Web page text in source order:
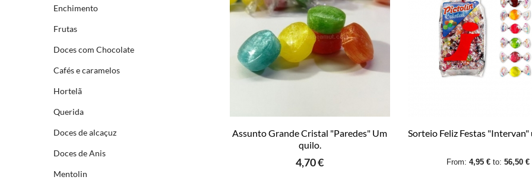
Enchimento
Frutas
Doces com Chocolate
Cafés e caramelos
Hortelã
Querida
Doces de alcaçuz
Doces de Anis
Mentolin
Assunto Grande Cristal "Paredes" Um
quilo.
4,70 €
Sorteio Feliz Festas "Intervan"
From: 4,95 € to: 56,50 €